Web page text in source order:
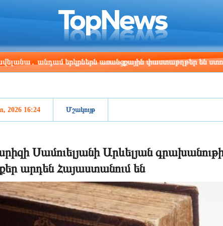
Los Angeles
20:46
Beijing
11:46
առանցքային փաստաթղթեր են ստորագրել
2026 16:24 Մշակույթ
Սամուելյանի Արևելյան
արդեն Հայաստանում են